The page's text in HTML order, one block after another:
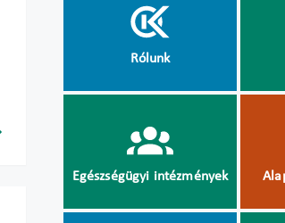
Rólunk
Egészségügyi intézmények